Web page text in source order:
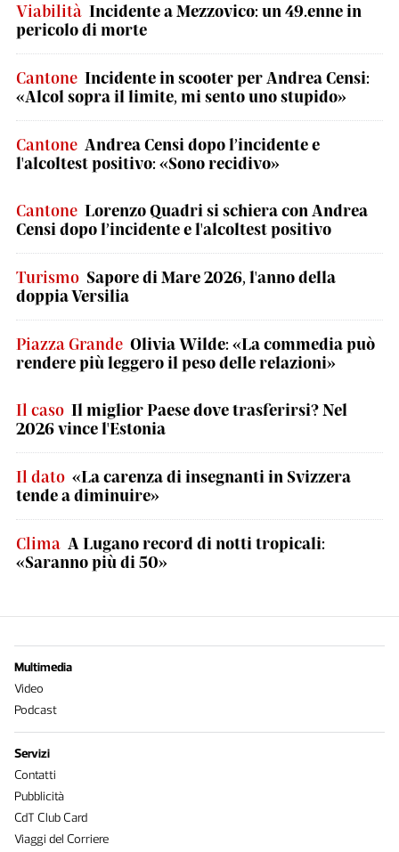
Viabilità Incidente a Mezzovico: un 49.enne in
pericolo di morte
Cantone Incidente in scooter per Andrea Censi:
«Alcol sopra il limite, mi sento uno stupido»
Cantone Andrea Censi dopo l’incidente e
l'alcoltest positivo: «Sono recidivo»
Cantone Lorenzo Quadri si schiera con Andrea
Censi dopo l’incidente e l'alcoltest positivo
Turismo Sapore di Mare 2026, l'anno della
doppia Versilia
Piazza Grande Olivia Wilde: «La commedia può
rendere più leggero il peso delle relazioni»
Il caso Il miglior Paese dove trasferirsi? Nel
2026 vince l'Estonia
Il dato «La carenza di insegnanti in Svizzera
tende a diminuire»
Clima A Lugano record di notti tropicali:
«Saranno più di 50»
Multimedia
Video
Podcast
Servizi
Contatti
Pubblicità
CdT Club Card
Viaggi del Corriere